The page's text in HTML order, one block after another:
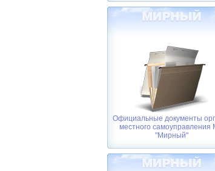
Официальные документы
местного самоуправления
"Мирный"